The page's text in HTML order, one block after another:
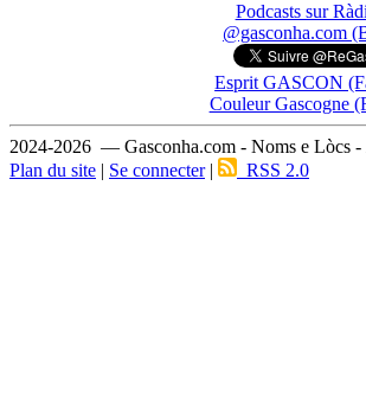
Podcasts sur
@gasconha.com
Esprit GASCON
Couleur Gascogne
2024-2026 — Gasconha.com - Noms e Lòcs -
Plan du site | Se connecter| RSS 2.0